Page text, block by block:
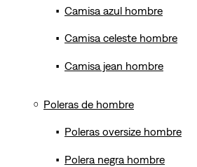
Camisa azul hombre
Camisa celeste hombre
Camisa jean hombre
Poleras de hombre
Poleras oversize hombre
Polera negra hombre